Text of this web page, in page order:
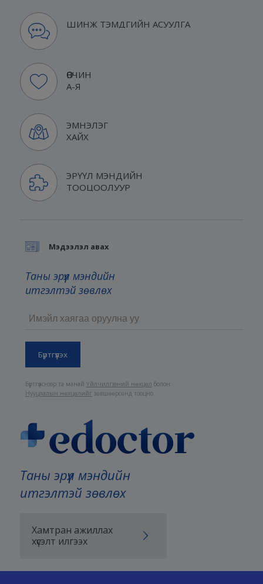
ШИНЖ ТЭМДГИЙН АСУУЛГА
ӨВЧИН
А-Я
ЭМНЭЛЭГ
ХАЙХ
ЭРҮҮЛ МЭНДИЙН
ТООЦООЛУУР
Таны эрүүл мэндийн
итгэлтэй зөвлөх
Хамтран ажиллах
хүсэлт илгээх
Мэдээлэл авах
Таны эрүүл мэндийн
итгэлтэй зөвлөх
Бүртгүүлснээр та манайҮйлчилгээний нөхцөл болон
Нууцлалын нөхцөлийг зөвшөөрсөнд тооцно.